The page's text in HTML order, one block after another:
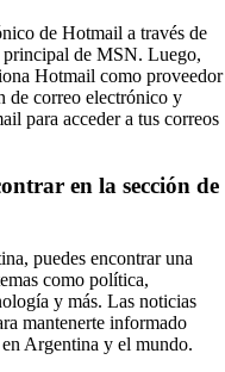
de Hotmail a través de
principal de MSN. Luego,
Hotmail como proveedor
de correo electrónico y
para acceder a tus correos
en la sección de
puedes encontrar una
como política,
y más. Las noticias
mantenerte informado
Argentina y el mundo.